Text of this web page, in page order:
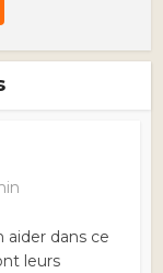
aider dans ce
leurs